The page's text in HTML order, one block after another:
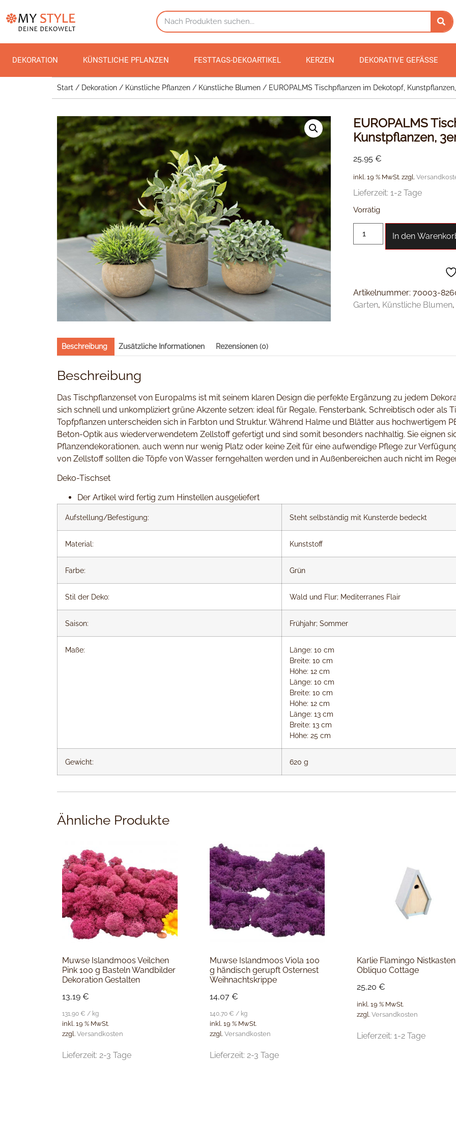
DEKORATION KÜNSTLICHE PFLANZEN FESTTAGS-DEKOARTIKEL KERZEN DEKORATIVE GEFÄSSE
Start / Dekoration / Künstliche Pflanzen / Künstliche Blumen / EUROPALMS Tischpflanzen im Dekotopf,
EUROPALMS
Kunstpflanzen,
25,95€
inkl. 19 % MwSt. zzgl.
Lieferzeit:1-2 Tage
Vorrätig
In den
Artikelnummer:70003-
Garten, Künstliche Blumen,
Beschreibung Zusätzliche Informationen Rezensionen (0)
Beschreibung
Das Tischpflanzenset von Europalms ist mit seinem klaren Design die perfekte Ergänzung zu jedem
sich schnell und unkompliziert grüne Akzente setzen: ideal für Regale, Fensterbank, Schreibtisch oder als
Topfpflanzen unterscheiden sich in Farbton und Struktur. Während Halme und Blätter aus hochwertigem
Beton-Optik aus wiederverwendetem Zellstoff gefertigt und sind somit besonders nachhaltig. Sie eignen
Pflanzendekorationen, auch wenn nur wenig Platz oder keine Zeit für eine aufwendige Pflege zur
von Zellstoff sollten die Töpfe von Wasser ferngehalten werden und in Außenbereichen auch nicht im
Deko-Tischset
Der Artikel wird fertig zum Hinstellen ausgeliefert
Aufstellung/Befestigung: Steht selbständig mit Kunsterde bedeckt
Material: Kunststoff
Farbe: Grün
Stil der Deko: Wald und Flur; Mediterranes Flair
Saison: Frühjahr; Sommer
Maße:
Länge: 10 cm
Breite: 10 cm
Höhe: 12 cm
Länge: 10 cm
Breite: 10 cm
Höhe: 12 cm
Länge: 13 cm
Breite: 13 cm
Höhe: 25 cm
Gewicht: 620 g
Ähnliche Produkte
Muwse Islandmoos Veilchen
Pink 100 g Basteln Wandbilder
Dekoration Gestalten
13,19 €
131,90 € / kg
inkl. 19 % MwSt.
zzgl. Versandkosten
Lieferzeit: 2-3 Tage
Muwse Islandmoos Viola 100
g händisch gerupft Osternest
Weihnachtskrippe
14,07 €
140,70 € / kg
inkl. 19 % MwSt.
zzgl. Versandkosten
Lieferzeit: 2-3 Tage
Karlie Flamingo Nistkasten
Obliquo Cottage
25,20 €
inkl. 19 % MwSt.
zzgl. Versandkosten
Lieferzeit: 1-2 Tage